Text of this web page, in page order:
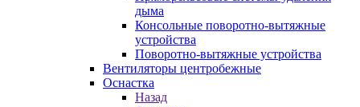
дыма
Консольные поворотно-вытяжные
устройства
Поворотно-вытяжные устройства
Вентиляторы центробежные
Оснастка
Назад